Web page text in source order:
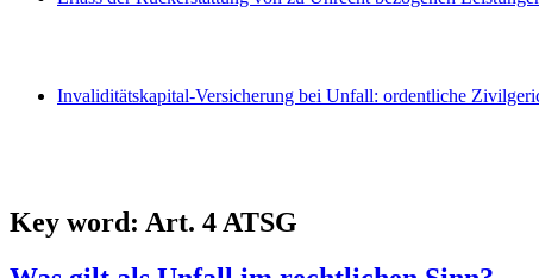
Invaliditätskapital-Versicherung bei Unfall: ordentliche
Key word: Art. 4 ATSG